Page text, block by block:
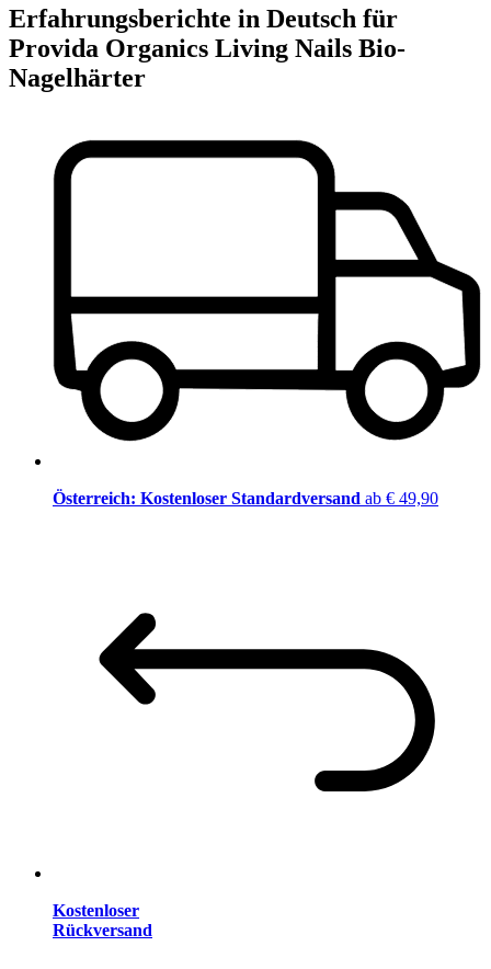
Erfahrungsberichte in Deutsch für
Provida Organics Living Nails Bio-
Nagelhärter
Österreich: Kostenloser Standardversand ab € 49,90
Kostenloser
Rückversand